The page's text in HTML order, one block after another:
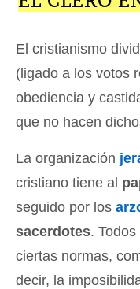
El cristianismo
(ligado a los votos
obediencia y
que no hacen
La organización
cristiano tiene al
seguido por los
sacerdotes.
ciertas normas,
decir, la